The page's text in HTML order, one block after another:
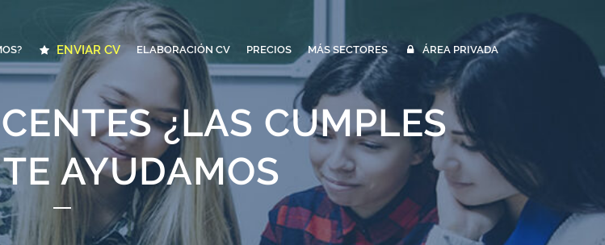
ENVIAR CV ELABORACIÓN CV PRECIOS MÁS SECTORES ÁREA PRIVADA
¿LAS CUMPLES
AYUDAMOS